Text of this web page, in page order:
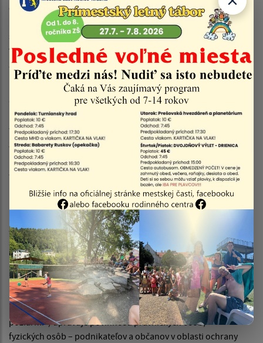
cigarety
ale najmä úmyselné vypaľovanie porastov bylín, kríkov a
stromov sú príčinou
veľkých škôd nielen na majetku a prírode, ale často aj na
zdraví
a životoch ľudí, ako sme tomu svedkami aj v súčasnosti.
Okresné riaditeľstvo Hasičského a záchranného zboru týmto
upozorňuje
fyzické osoby (občanov) na plnenie si povinnosti v zmysle
zákona o ochrane
pred požiarmi a vykonávacej vyhlášky o požiarnej prevencia,
že fyzická osoba
môže spaľovať suchú trávu, obrezky zo stromov a kríkov
na upravených hromadách, pri vhodných klimatických
podmienkach,
zabezpečení kontroly miesta spaľovania, zabezpečenia
spaľovania vhodnými hasiacimi prostriedkami
alebo pracovným náradím na zabránenie prípadného
rozšírenia ohňa.
Zákon č. 314/2001 Z. z. o ochrane pred požiarmi (ďalej len
"zákon o ochrane pred
požiarmi") upravuje povinnosti právnických osôb,
fyzických osôb – podnikateľov a občanov v oblasti ochrany